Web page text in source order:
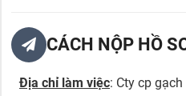
CÁCH NỘP HỒ
Địa chỉ làm việc: Cty cp gạch